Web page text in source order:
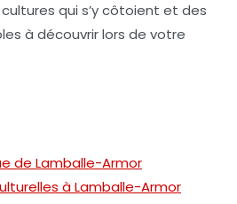
qui s’y côtoient et des
à découvrir lors de votre
de Lamballe-Armor
à Lamballe-Armor